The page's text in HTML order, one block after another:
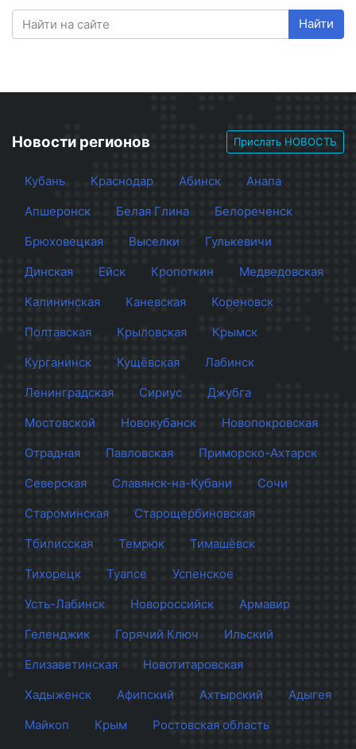
Найти
Новости регионов Прислать НОВОСТЬ
Кубань Краснодар Абинск
Анапа
Апшеронск
Белая Глина
Белореченск
Брюховецкая
Выселки
Гулькевичи
Динская
Ейск Кропоткин
Медведовская
Калининская
Каневская
Кореновск
Полтавская
Крыловская
Крымск
Курганинск
Кущёвская
Лабинск
Ленинградская
Сириус
Джубга
Мостовской
Новокубанск
Новопокровская
Отрадная
Павловская
Приморско-Ахтарск
Северская
Славянск-на-Кубани
Сочи
Староминская
Старощербиновская
Тбилисская
Темрюк
Тимашёвск
Тихорецк
Туапсе
Успенское
Усть-Лабинск
Новороссийск
Армавир
Геленджик
Горячий Ключ
Ильский
Елизаветинская
Новотитаровская
Хадыженск
Афипский Ахтырский
Адыгея
Майкоп
Крым
Ростовская область